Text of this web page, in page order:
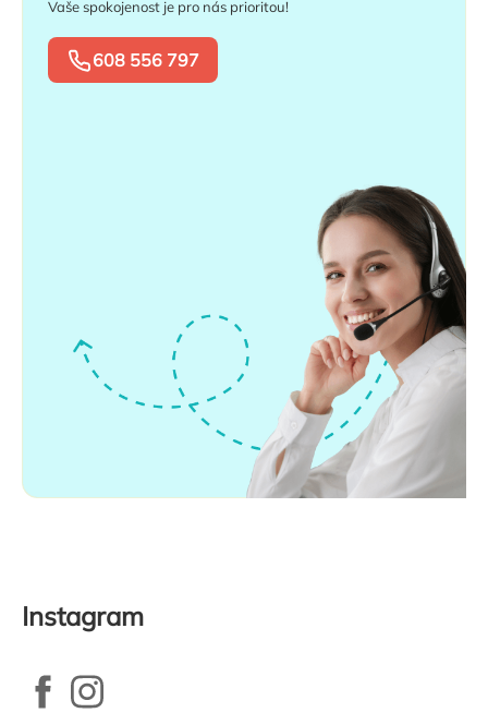
Vaše spokojenost je pro nás prioritou!
608 556 797
Instagram